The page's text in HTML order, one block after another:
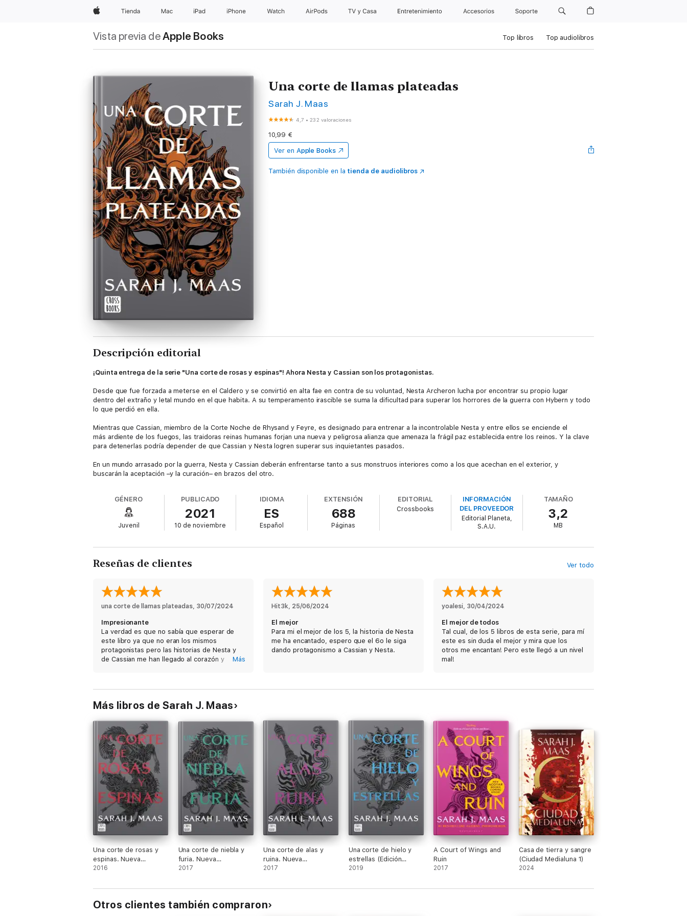
AppleTienda Mac iPad iPhone Watch AirPods TV y Casa Entretenimiento Accesorios Soporte
Vista previa deApple Books Top libros Top audiolibros
Una corte de llamas plateadas
Sarah J. Maas
4,7 •232 valoraciones
10,99 €
Ver en Apple Books
También disponible en la tienda de audiolibros
Descripción editorial
¡Quinta entrega de la serie "Una corte de rosas y espinas"! Ahora Nesta y Cassian son los protagonistas.
Desde que fue forzada a meterse en el Caldero y se convirtió en alta fae en contra de su voluntad, Nesta Archeron lucha por encontrar su propio lugar
dentro del extraño y letal mundo en el que habita. A su temperamento irascible se suma la dificultad para superar los horrores de la guerra con Hybern y todo
lo que perdió en ella.
Mientras que Cassian, miembro de la Corte Noche de Rhysand y Feyre, es designado para entrenar a la incontrolable Nesta y entre ellos se enciende el
más ardiente de los fuegos, las traidoras reinas humanas forjan una nueva y peligrosa alianza que amenaza la frágil paz establecida entre los reinos. Y la clave
para detenerlas podría depender de que Cassian y Nesta logren superar sus inquietantes pasados.
En un mundo arrasado por la guerra, Nesta y Cassian deberán enfrentarse tanto a sus monstruos interiores como a los que acechan en el exterior, y
buscarán la aceptación –y la curación– en brazos del otro.
GÉNERO
Juvenil
PUBLICADO
2021
10 de noviembre
IDIOMA
ES
Español
EXTENSIÓN
688
Páginas
EDITORIAL
Crossbooks
INFORMACIÓN
DEL PROVEEDOR
Editorial Planeta,
S.A.U.
TAMAÑO
3,2
MB
Reseñas de clientes Ver todo
una corte de llamas plateadas, 30/07/2024
Impresionante
La verdad es que no sabía que esperar de
este libro ya que no eran los mismos
protagonistas pero las historias de Nesta y
de Cassian me han llegado al corazón y
Sin duda alguna lo recomiendo 100%. Sarah j .
Más
Hit3k, 25/06/2024
El mejor
Para mi el mejor de los 5, la historia de Nesta
me ha encantado, espero que el 6o le siga
dando protagonismo a Cassian y Nesta.
yoalesi, 30/04/2024
El mejor de todos
Tal cual, de los 5 libros de esta serie, para mí
este es sin duda el mejor y mira que los
otros me encantan! Pero este llegó a un nivel
mal!
Más libros de Sarah J. Maas
Una corte de rosas y
espinas. Nueva
presentación (Edición
2016
Una corte de niebla y
furia. Nueva
presentación (Edición
2017
Una corte de alas y
ruina. Nueva
presentación (Edición
2017
Una corte de hielo y
estrellas (Edición
española)
2019
A Court of Wings and
Ruin
2017
Casa de tierra y sangre
(Ciudad Medialuna 1)
2024
Otros clientes también compraron